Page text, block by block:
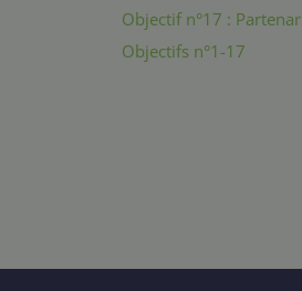
Objectif n°17 :
Objectifs n°1-17